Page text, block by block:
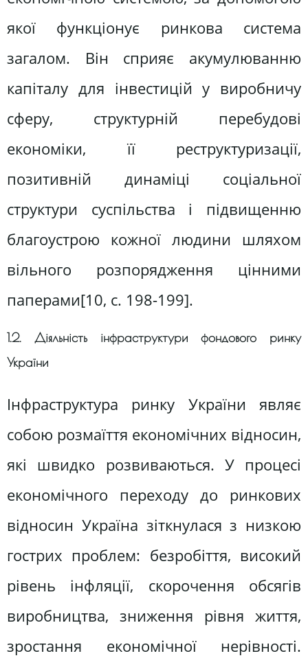
якої функціонує ринкова система
загалом. Він сприяє акумулюванню
капіталу для інвестицій у виробничу
сферу, структурній перебудові
економіки, її реструктуризації,
позитивній динаміці соціальної
структури суспільства і підвищенню
благоустрою кожної людини шляхом
вільного розпорядження цінними
паперами[10, c. 198-199].
1.2. Діяльність інфраструктури фондового ринку
України
Інфраструктура ринку України являє
собою розмаїття економічних відносин,
які швидко розвиваються. У процесі
економічного переходу до ринкових
відносин Україна зіткнулася з низкою
гострих проблем: безробіття, високий
рівень інфляції, скорочення обсягів
виробництва, зниження рівня життя,
зростання економічної нерівності.